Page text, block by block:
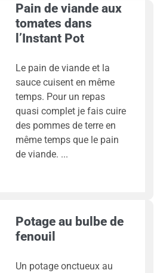
Pain de viande aux
tomates dans
l’Instant Pot
Le pain de viande et la
sauce cuisent en même
temps. Pour un repas
quasi complet je fais cuire
des pommes de terre en
même temps que le pain
de viande.
Potage au bulbe de
fenouil
Un potage onctueux au